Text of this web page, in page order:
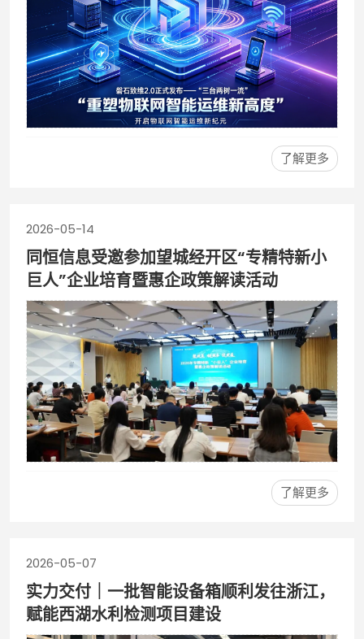
了解更多
2026-05-14
同恒信息受邀参加望城经开区“专精特新小
巨人”企业培育暨惠企政策解读活动
了解更多
2026-05-07
实力交付｜一批智能设备箱顺利发往浙江，
赋能西湖水利检测项目建设